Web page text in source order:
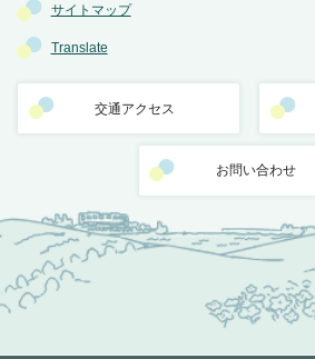
サイトマップ
Translate
交通アクセス
お問い合わせ